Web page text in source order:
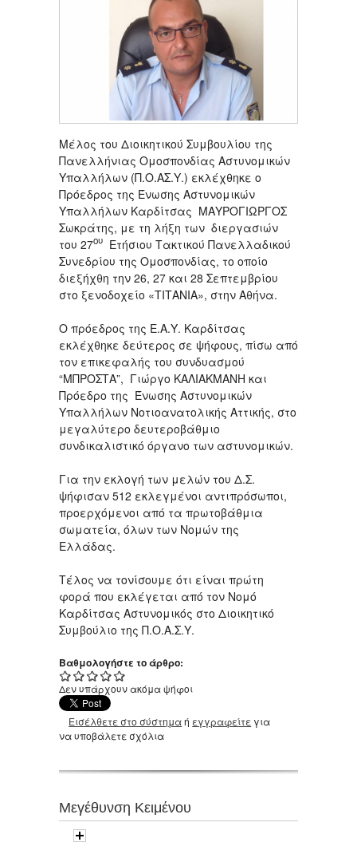
Μέλος του Διοικητικού Συμβουλίου της
Πανελλήνιας Ομοσπονδίας Αστυνομικών
Υπαλλήλων (Π.Ο.ΑΣ.Υ.) εκλέχθηκε ο
Πρόεδρος της Ένωσης Αστυνομικών
Υπαλλήλων Καρδίτσας ΜΑΥΡΟΓΙΩΡΓΟΣ
Σωκράτης, με τη λήξη των διεργασιών
του 27ου Ετήσιου Τακτικού Πανελλαδικού
Συνεδρίου της Ομοσπονδίας, το οποίο
διεξήχθη την 26, 27 και 28 Σεπτεμβρίου
στο ξενοδοχείο «ΤΙΤΑΝΙΑ», στην Αθήνα.
Ο πρόεδρος της Ε.Α.Υ. Καρδίτσας
εκλέχθηκε δεύτερος σε ψήφους, πίσω από
τον επικεφαλής του συνδυασμού
“ΜΠΡΟΣΤΑ”, Γιώργο ΚΑΛΙΑΚΜΑΝΗ και
Πρόεδρο της Ένωσης Αστυνομικών
Υπαλλήλων Νοτιοανατολικής Αττικής, στο
μεγαλύτερο δευτεροβάθμιο
συνδικαλιστικό όργανο των αστυνομικών.
Για την εκλογή των μελών του Δ.Σ.
ψήφισαν 512 εκλεγμένοι αντιπρόσωποι,
προερχόμενοι από τα πρωτοβάθμια
σωματεία, όλων των Νομών της
Ελλάδας.
Τέλος να τονίσουμε ότι είναι πρώτη
φορά που εκλέγεται από τον Νομό
Καρδίτσας Αστυνομικός στο Διοικητικό
Συμβούλιο της Π.Ο.Α.Σ.Υ.
Βαθμολογήστε το άρθρο:
Δεν υπάρχουν ακόμα ψήφοι
Εισέλθετε στο σύστημαή εγγραφείτε για
να υποβάλετε σχόλια
Μεγέθυνση Κειμένου